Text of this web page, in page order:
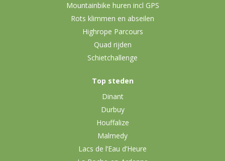
Mountainbike huren incl GPS
Rots klimmen en abseilen
Highrope Parcours
Quad rijden
Schietchallenge
Top steden
Dinant
Durbuy
Houffalize
Malmedy
Lacs de l’Eau d’Heure